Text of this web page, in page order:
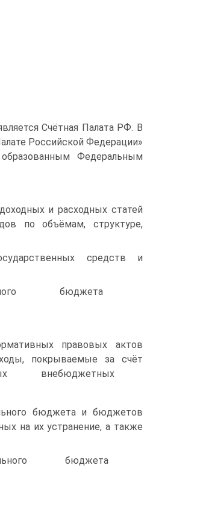
Счётная Палата РФ. В
Российской Федерации»
Федеральным
и расходных статей
по объёмам, структуре,
средств и
федерального бюджета
правовых актов
покрываемые за счёт
внебюджетных
бюджета и бюджетов
на их устранение, а также
федерального бюджета